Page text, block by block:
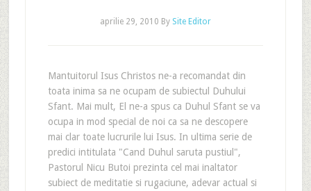
aprilie 29, 2010 By Site Editor
Mantuitorul Isus Christos ne-a recomandat din
toata inima sa ne ocupam de subiectul Duhului
Sfant. Mai mult, El ne-a spus ca Duhul Sfant se va
ocupa in mod special de noi ca sa ne descopere
mai clar toate lucrurile lui Isus. In ultima serie de
predici intitulata "Cand Duhul saruta pustiul",
Pastorul Nicu Butoi prezinta cel mai inaltator
subiect de meditatie si rugaciune, adevar actual si